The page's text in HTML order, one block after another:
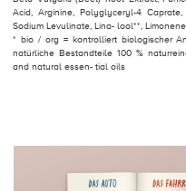
Acid, Arginine, Polyglyceryl-4 Caprate,
Sodium Levulinate, Lina- lool**,
* bio / org = kontrolliert biologischer
natürliche Bestandteile 100 %
and natural essen- tial oils